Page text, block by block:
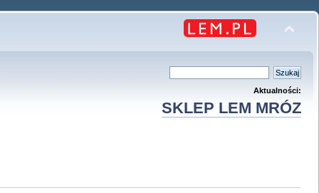
Aktualności:
SKLEP LEM MRÓZ